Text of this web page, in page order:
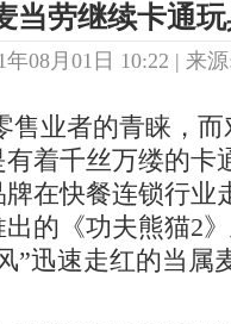
当劳继续卡通
08月01日 10:22 | 来
售业者的青睐，
着千丝万缕的卡
在快餐连锁行业
的《功夫熊猫2
”迅速走红的当属